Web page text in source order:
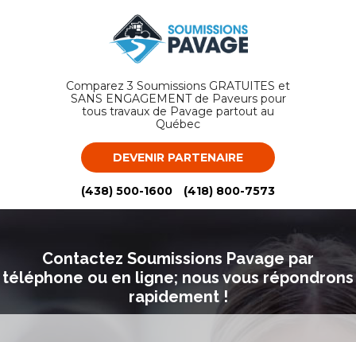
Comparez 3 Soumissions GRATUITES et
SANS ENGAGEMENT de Paveurs pour
tous travaux de Pavage partout au
Québec
DEVENIR PARTENAIRE
(438) 500-1600 (418) 800-7573
Contactez Soumissions Pavage par
téléphone ou en ligne; nous vous répondrons
rapidement !